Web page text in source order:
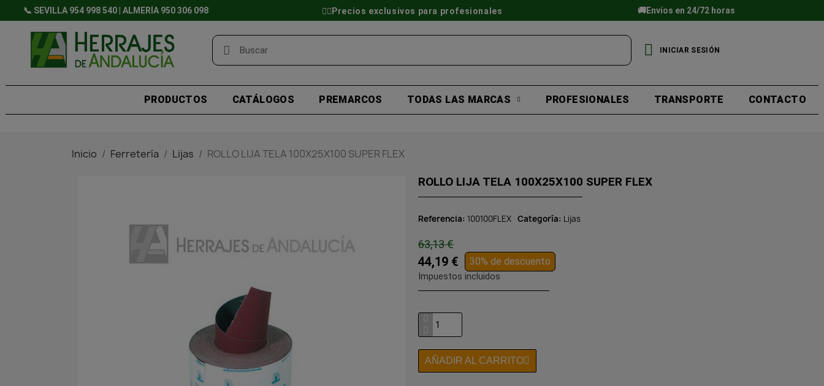
📞 SEVILLA 954 998 540 | ALMERÍA 950 306 098 👷‍♂️Precios exclusivos para profesionales 🚚Envíos en 24/72 horas
INICIAR SESIÓN
PRODUCTOS CATÁLOGOS PREMARCOS TODAS LAS MARCAS PROFESIONALES TRANSPORTE CONTACTO
Inicio Ferretería Lijas ROLLO LIJA TELA 100X25X100 SUPER FLEX
ROLLO LIJA TELA 100X25X100 SUPER FLEX
Referencia 100100FLEX Categoría Lijas
63,13 €
44,19 € 30% de descuento
Impuestos incluidos
AÑADIR AL CARRITO